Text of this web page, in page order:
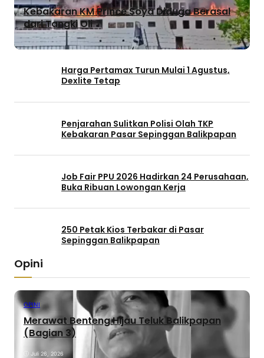
Kebakaran KM Prince Soya Diduga Berasal
dari Tangki Oli
Harga Pertamax Turun Mulai 1 Agustus,
Dexlite Tetap
Penjarahan Sulitkan Polisi Olah TKP
Kebakaran Pasar Sepinggan Balikpapan
Job Fair PPU 2026 Hadirkan 24 Perusahaan,
Buka Ribuan Lowongan Kerja
250 Petak Kios Terbakar di Pasar
Sepinggan Balikpapan
Opini
OPINI
Merawat Benteng Hijau Teluk Balikpapan
(Bagian 3)
Juli 26, 2026